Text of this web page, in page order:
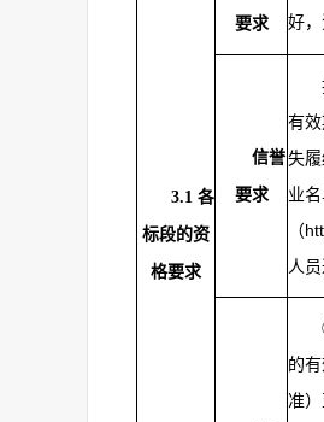
3.1 各
标段的资
格要求
要求
好，
信誉
要求
有
失
业
（
人
的
准